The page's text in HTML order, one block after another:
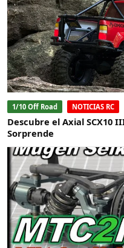
1/10 Off Road NOTICIAS RC
Descubre el Axial SCX10
Sorprende